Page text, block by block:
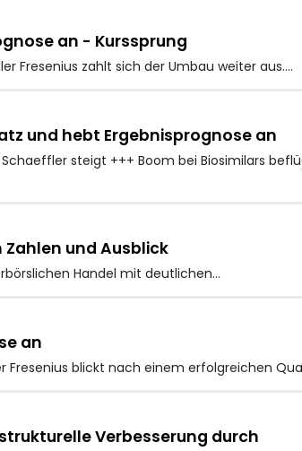
an - Kurssprung
Fresenius zahlt sich der Umbau weiter aus.…
und hebt Ergebnisprognose an
steigt +++ Boom bei Biosimilars
Zahlen und Ausblick
Handel mit deutlichen…
an
Fresenius blickt nach einem erfolgreichen
Verbesserung durch